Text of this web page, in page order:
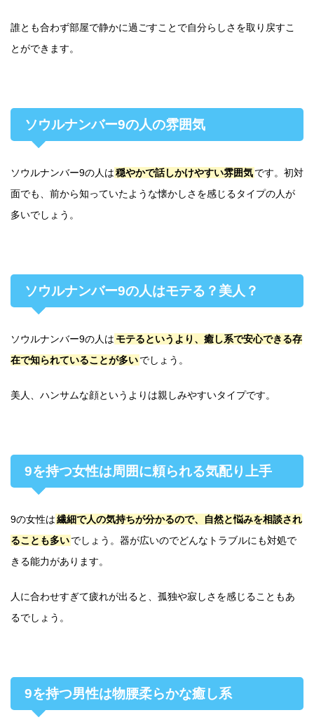
誰とも合わず部屋で静かに過ごすことで自分らしさを取り戻すこ
とができます。
ソウルナンバー9の人の雰囲気
ソウルナンバー9の人は穏やかで話しかけやすい雰囲気です。初対
面でも、前から知っていたような懐かしさを感じるタイプの人が
多いでしょう。
ソウルナンバー9の人はモテる？美人？
ソウルナンバー9の人は モテるというより、癒し系で安心できる存
在で知られていることが多いでしょう。
美人、ハンサムな顔というよりは親しみやすいタイプです。
9を持つ女性は周囲に頼られる気配り上手
9の女性は繊細で人の気持ちが分かるので、自然と悩みを相談され
ることも多いでしょう。器が広いのでどんなトラブルにも対処で
きる能力があります。
人に合わせすぎて疲れが出ると、孤独や寂しさを感じることもあ
るでしょう。
9を持つ男性は物腰柔らかな癒し系